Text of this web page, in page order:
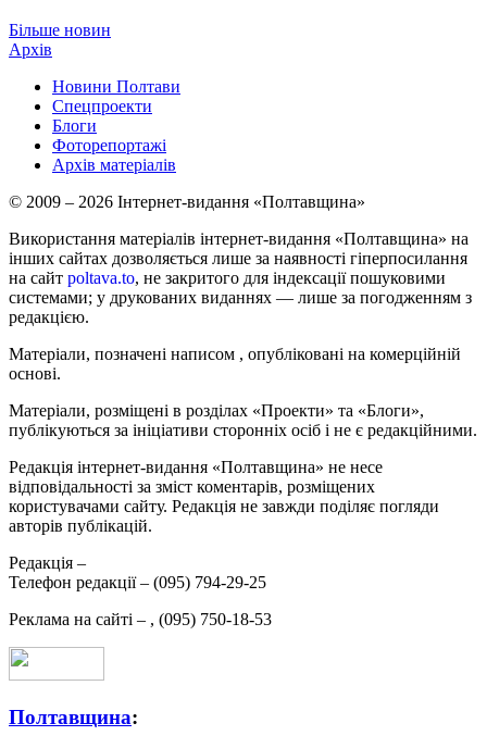
Більше новин
Архів
Новини Полтави
Спецпроекти
Блоги
Фоторепортажі
Архів матеріалів
© 2009 – 2026 Інтернет-видання «Полтавщина»
Використання матеріалів інтернет-видання «Полтавщина» на
інших сайтах дозволяється лише за наявності гіперпосилання
на сайт poltava.to, не закритого для індексації пошуковими
системами; у друкованих виданнях — лише за погодженням з
редакцією.
Матеріали, позначені написом , опубліковані на комерційній
основі.
Матеріали, розміщені в розділах «Проекти» та «Блоги»,
публікуються за ініціативи сторонніх осіб і не є редакційними.
Редакція інтернет-видання «Полтавщина» не несе
відповідальності за зміст коментарів, розміщених
користувачами сайту. Редакція не завжди поділяє погляди
авторів публікацій.
Редакція –
Телефон редакції – (095) 794-29-25
Реклама на сайті – , (095) 750-18-53
Полтавщина: